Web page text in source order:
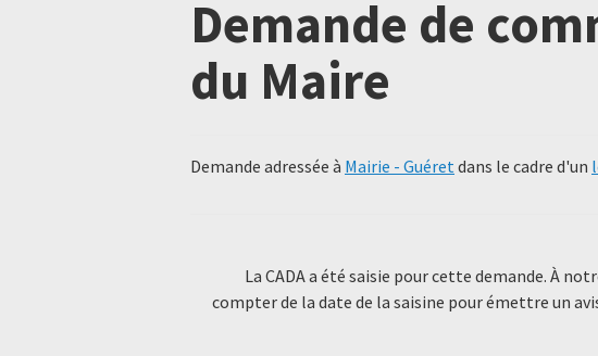
Demande de
du Maire
Demande adressée à Mairie - Guéretdans le cadre d'un
La CADA a été saisie pour cette demande. À
compter de la date de la saisine pour émettre un